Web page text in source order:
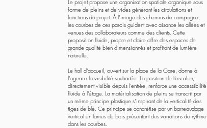
Le projet propose une organisation spatiale organique sous
forme de pleins et de vides générant les circulations et
fonctions du projet. À l’image des chemins de campagne,
les courbes de ces parois guident avec aisance les allées et
venues des collaborateurs comme des clients. Cette
proposition fluide, propre et claire offre des espaces de
grande qualité bien dimensionnés et profitant de lumière
naturelle.
Le hall d’accueil, ouvert sur la place de la Gare, donne à
l’agence la visibilité souhaitée. La position de l’escalier,
directement visible depuis l’entrée, renforce une accessibilité
fluide à l’étage. La matérialisation de pleins se transcrit par
un même principe plastique s’inspirant de la verticalité des
tiges de blé. Ce principe se concrétise par un barreaudage
vertical en lames de bois présentant des variations de rythme
dans les courbes.